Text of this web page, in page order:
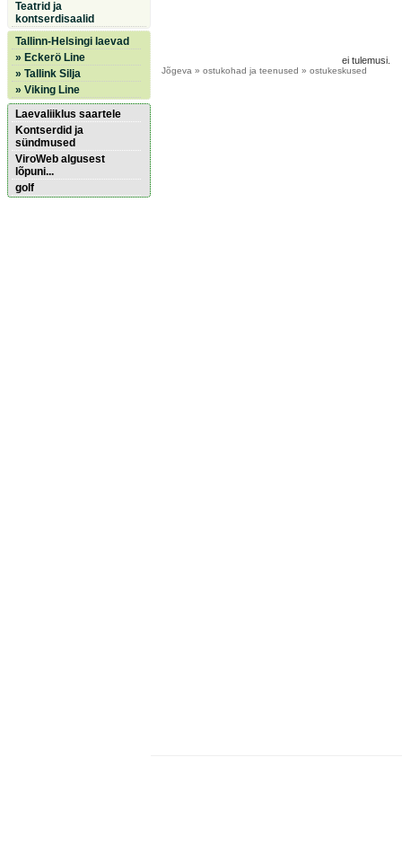
Teatrid ja
kontserdisaalid
Tallinn-Helsingi laevad
» Eckerö Line
» Tallink Silja
» Viking Line
Laevaliiklus saartele
Kontserdid ja
sündmused
ViroWeb algusest
lõpuni...
golf
ei tulemusi.
Jõgeva » ostukohad ja teenused » ostukeskused